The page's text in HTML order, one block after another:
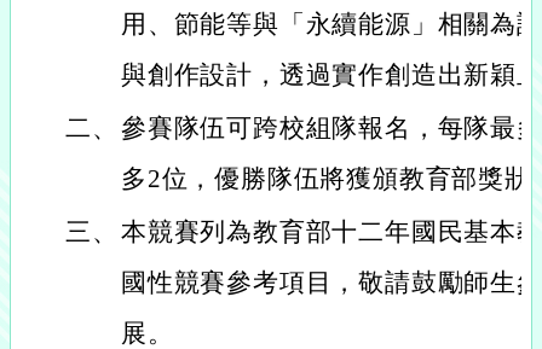
用、節能等與「永續能源」相關為
與創作設計，透過實作創造出新穎
二、 參賽隊伍可跨校組隊報名，每隊最
多2位，優勝隊伍將獲頒教育部獎狀
三、 本競賽列為教育部十二年國民基本
國性競賽參考項目，敬請鼓勵師生
展。